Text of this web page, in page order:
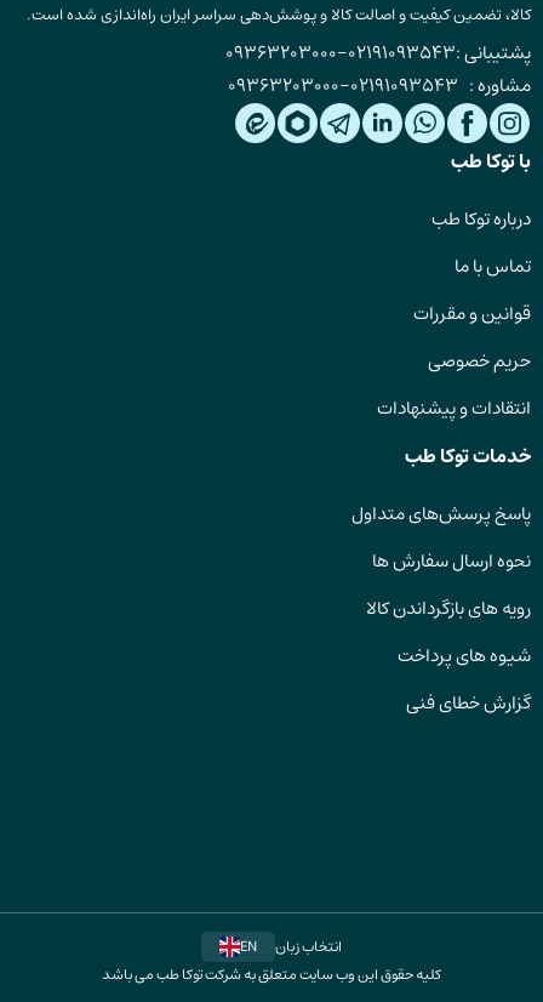
کالا، تضمین کیفیت و اصالت کالا و پوشش‌دهی سراسر ایران راه‌اندازی شده است.
پشتیبانی :02191093543
-
09363203000
مشاوره : 02191093543
-
09363203000
با توکا طب
درباره توکا طب
تماس با ما
قوانین و مقررات
حریم خصوصی
انتقادات و پیشنهادات
خدمات توکا طب
پاسخ پرسش‌های متداول
نحوه ارسال سفارش ها
رویه های بازگرداندن کالا
شیوه های پرداخت
گزارش خطای فنی
انتخاب زبان
EN
کلیه حقوق این وب سایت متعلق به شرکت توکا طب می باشد